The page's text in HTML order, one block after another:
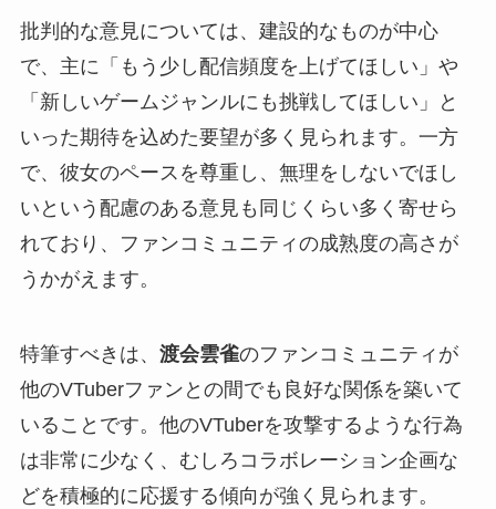
批判的な意見については、建設的なものが中心
で、主に「もう少し配信頻度を上げてほしい」や
「新しいゲームジャンルにも挑戦してほしい」と
いった期待を込めた要望が多く見られます。一方
で、彼女のペースを尊重し、無理をしないでほし
いという配慮のある意見も同じくらい多く寄せら
れており、ファンコミュニティの成熟度の高さが
うかがえます。
特筆すべきは、 渡会雲雀のファンコミュニティが
他のVTuberファンとの間でも良好な関係を築いて
いることです。他のVTuberを攻撃するような行為
は非常に少なく、むしろコラボレーション企画な
どを積極的に応援する傾向が強く見られます。